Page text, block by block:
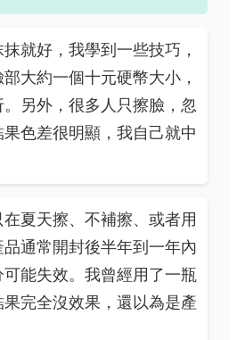
就好，我學到一些技巧，
大約一個十元硬幣大小，
另外，很多人只擦臉，忽
色差很明顯，我自己就中
夏天擦、不補擦、或者用
通常開封後半年到一年內
能失效。我曾經用了一瓶
完全沒效果，還以為是產